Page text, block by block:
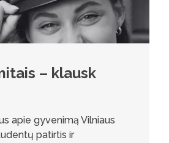
– klausk
apie gyvenimą Vilniaus
patirtis ir